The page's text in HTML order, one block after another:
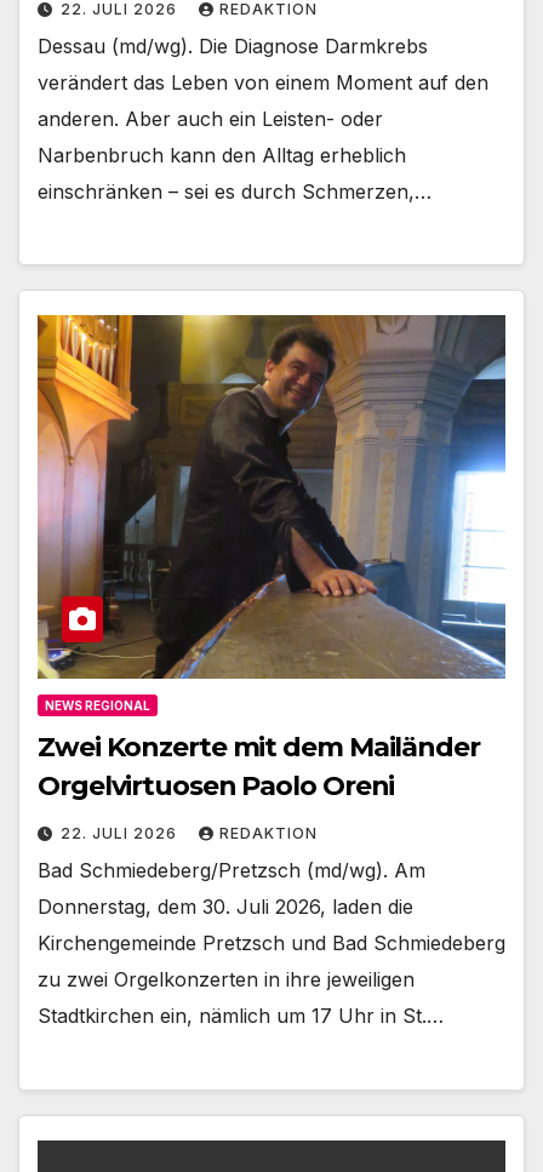
22. JULI 2026 REDAKTION
Dessau (md/wg). Die Diagnose Darmkrebs
verändert das Leben von einem Moment auf den
anderen. Aber auch ein Leisten- oder
Narbenbruch kann den Alltag erheblich
einschränken – sei es durch Schmerzen,…
NEWS REGIONAL
Zwei Konzerte mit dem Mailänder
Orgelvirtuosen Paolo Oreni
22. JULI 2026 REDAKTION
Bad Schmiedeberg/Pretzsch (md/wg). Am
Donnerstag, dem 30. Juli 2026, laden die
Kirchengemeinde Pretzsch und Bad Schmiedeberg
zu zwei Orgelkonzerten in ihre jeweiligen
Stadtkirchen ein, nämlich um 17 Uhr in St.…